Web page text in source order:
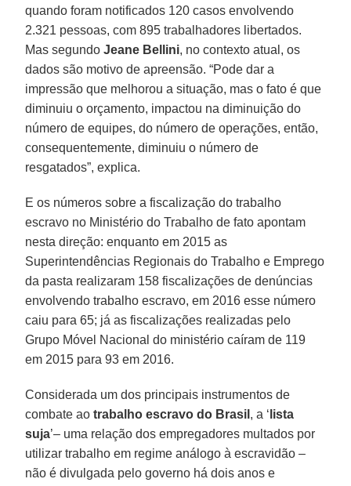
quando foram notificados 120 casos envolvendo
2.321 pessoas, com 895 trabalhadores libertados.
Mas segundoJeane Bellini, no contexto atual, os
dados são motivo de apreensão. “Pode dar a
impressão que melhorou a situação, mas o fato é que
diminuiu o orçamento, impactou na diminuição do
número de equipes, do número de operações, então,
consequentemente, diminuiu o número de
resgatados”, explica.
E os números sobre a fiscalização do trabalho
escravo no Ministério do Trabalho de fato apontam
nesta direção: enquanto em 2015 as
Superintendências Regionais do Trabalho e Emprego
da pasta realizaram 158 fiscalizações de denúncias
envolvendo trabalho escravo, em 2016 esse número
caiu para 65; já as fiscalizações realizadas pelo
Grupo Móvel Nacional do ministério caíram de 119
em 2015 para 93 em 2016.
Considerada um dos principais instrumentos de
combate ao trabalho escravo do Brasil , a ‘ lista
suja’– uma relação dos empregadores multados por
utilizar trabalho em regime análogo à escravidão –
não é divulgada pelo governo há dois anos e